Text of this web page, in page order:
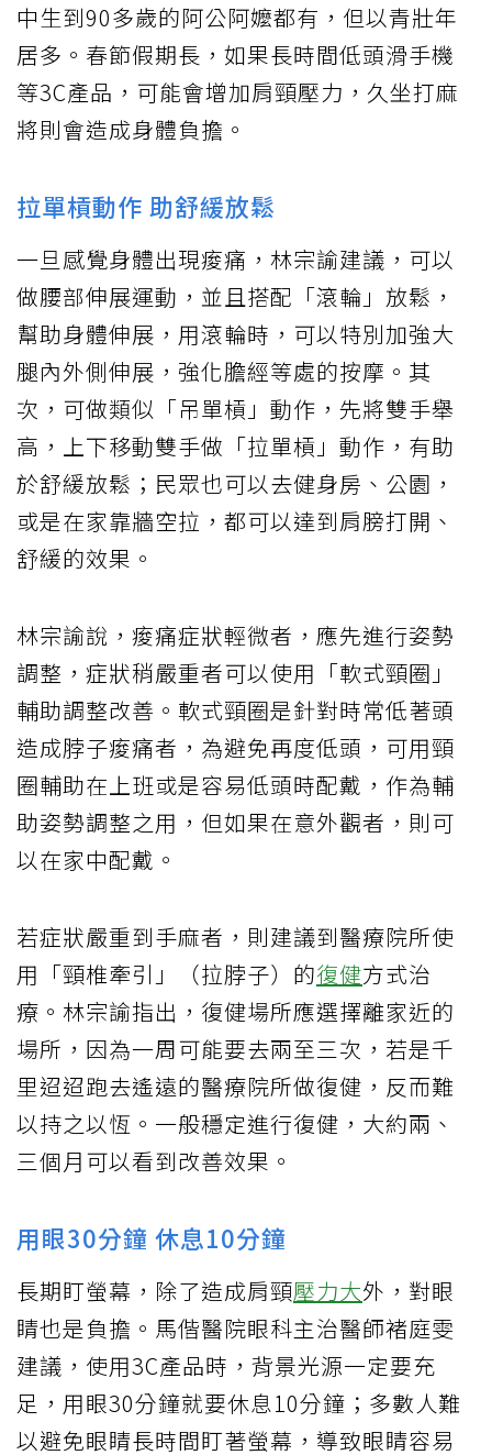
中生到90多歲的阿公阿嬤都有，但以青壯年
居多。春節假期長，如果長時間低頭滑手機
等3C產品，可能會增加肩頸壓力，久坐打麻
將則會造成身體負擔。
拉單槓動作 助舒緩放鬆
一旦感覺身體出現痠痛，林宗諭建議，可以
做腰部伸展運動，並且搭配「滾輪」放鬆，
幫助身體伸展，用滾輪時，可以特別加強大
腿內外側伸展，強化膽經等處的按摩。其
次，可做類似「吊單槓」動作，先將雙手舉
高，上下移動雙手做「拉單槓」動作，有助
於舒緩放鬆；民眾也可以去健身房、公園，
或是在家靠牆空拉，都可以達到肩膀打開、
舒緩的效果。
林宗諭說，痠痛症狀輕微者，應先進行姿勢
調整，症狀稍嚴重者可以使用「軟式頸圈」
輔助調整改善。軟式頸圈是針對時常低著頭
造成脖子痠痛者，為避免再度低頭，可用頸
圈輔助在上班或是容易低頭時配戴，作為輔
助姿勢調整之用，但如果在意外觀者，則可
以在家中配戴。
若症狀嚴重到手麻者，則建議到醫療院所使
用「頸椎牽引」（拉脖子）的復健方式治
療。林宗諭指出，復健場所應選擇離家近的
場所，因為一周可能要去兩至三次，若是千
里迢迢跑去遙遠的醫療院所做復健，反而難
以持之以恆。一般穩定進行復健，大約兩、
三個月可以看到改善效果。
用眼30分鐘 休息10分鐘
長期盯螢幕，除了造成肩頸壓力大外，對眼
睛也是負擔。馬偕醫院眼科主治醫師褚庭雯
建議，使用3C產品時，背景光源一定要充
足，用眼30分鐘就要休息10分鐘；多數人難
以避免眼睛長時間盯著螢幕，導致眼睛容易